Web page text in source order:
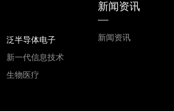
新闻资讯
—
新闻资讯
泛半导体电子
新一代信息技术
生物医疗